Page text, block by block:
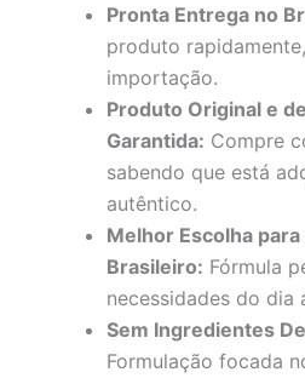
Pronta Entrega no
produto
importação.
Produto Original e
Garantida: Compre
sabendo que está
autêntico.
Melhor Escolha
Brasileiro: Fórmula
necessidades do dia
Sem Ingredientes
Formulação focada